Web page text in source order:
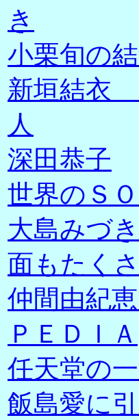
き
小栗旬の
新垣結衣
人
深田恭子
世界のＳ
大島みづ
面もたく
仲間由紀
ＰＥＤＩＡ
任天堂の
飯島愛に